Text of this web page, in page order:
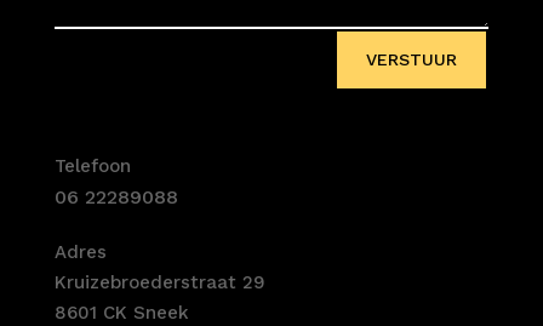
VERSTUUR
Telefoon
06 22289088
Adres
Kruizebroederstraat 29
8601 CK Sneek